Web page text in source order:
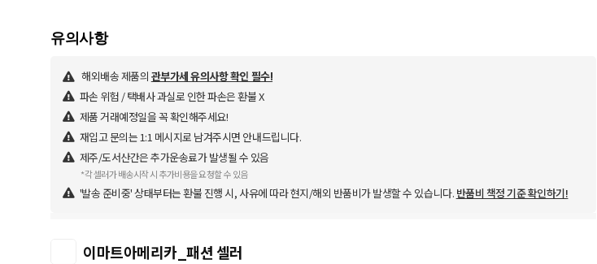
유의사항
해외배송 제품의 관부가세 유의사항 확인 필수!
파손 위험 / 택배사 과실로 인한 파손은 환불 X
제품 거래예정일을 꼭 확인해주세요!
재입고 문의는 1:1 메시지로 남겨주시면 안내드립니다.
제주/도서산간은 추가운송료가 발생될 수 있음
*각 셀러가 배송시작 시 추가비용을 요청할 수 있음
'발송 준비중' 상태부터는 환불 진행 시, 사유에 따라 현지/해외 반품비가 발생할 수 있습니다. 반품비 책정 기준 확인하기!
이마트아메리카_패션 셀러